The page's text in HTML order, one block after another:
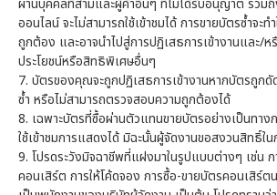
ออนไลน์ จะไม่สามารถใช้เข้าชมได้ การขายบัตรซ้ำจะท
ถูกต้อง และอาจนำไปสู่การปฏิเสธการเข้างานและ/
ประโยชน์หรือสิทธิพิเศษอื่นๆ
7. บัตรของคุณจะถูกปฏิเสธการเข้างานหากบัตรถูก
ซ้ำ หรือไม่สามารถตรวจสอบความถูกต้องได้
8. เฉพาะบัตรที่ซื้อผ่านตัวแทนขายบัตรอย่างเป็นทาง
ใช้เข้าชมการแสดงได้ มิฉะนั้นผู้จัดงานขอสงวนสิทธิ์ใน
9. โปรดระวังมิจฉาชีพที่แฝงมาในรูปแบบต่างๆ เช่น
คอนเสิร์ต การให้โค้ดจอง การซื้อ-ขายบัตรคอนเสิร์